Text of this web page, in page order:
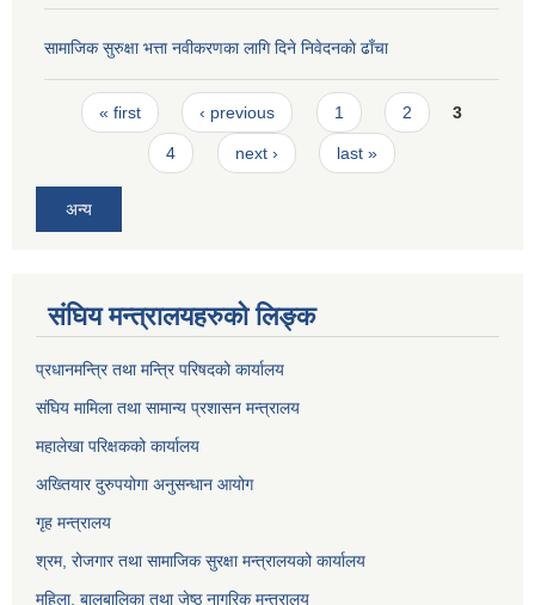
सामाजिक सुरुक्षा भत्ता नवीकरणका लागि दिने निवेदनकाे ढाँचा
Pages
« first ‹ previous 1 2 3
4 next › last »
अन्य
संघिय मन्त्रालयहरुको लिङ्‍क
प्रधानमन्त्रि तथा मन्त्रि परिषदको कार्यालय
संघिय मामिला तथा सामान्य प्रशासन मन्त्रालय
महालेखा परिक्षकको कार्यालय
अख्तियार दुरुपयोगा अनुसन्धान आयोग
गृह मन्त्रालय
श्रम, रोजगार तथा सामाजिक सुरक्षा मन्त्रालयको कार्यालय
महिला, बालबालिका तथा जेष्ठ नागरिक मन्त्रालय